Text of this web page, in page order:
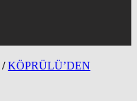
/ KÖPRÜLÜ’DEN